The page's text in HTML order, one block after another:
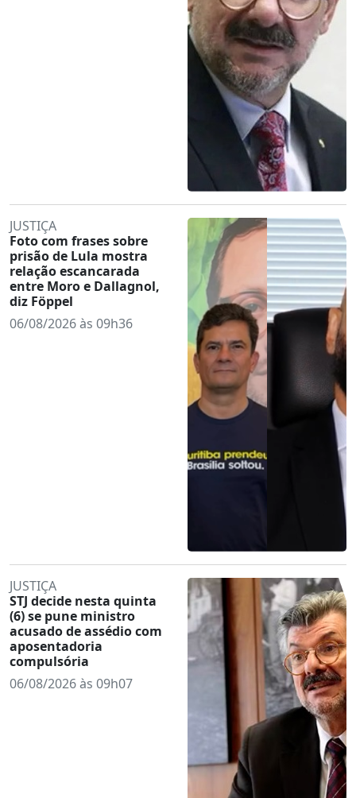
JUSTIÇA
Foto com frases sobre
prisão de Lula mostra
relação escancarada
entre Moro e Dallagnol,
diz Föppel
06/08/2026 às 09h36
JUSTIÇA
STJ decide nesta quinta
(6) se pune ministro
acusado de assédio com
aposentadoria
compulsória
06/08/2026 às 09h07